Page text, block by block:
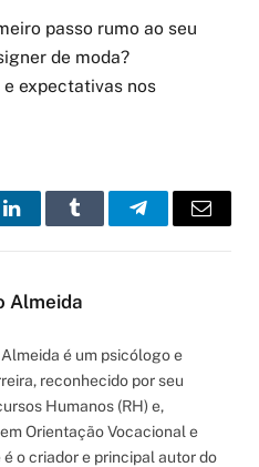
passo rumo ao seu
de moda?
expectativas nos
LinkedInTumblr TelegramEmail
Almeida
Almeida é um psicólogo e
reconhecido por seu
Humanos (RH) e,
Orientação Vocacional e
o criador e principal autor do